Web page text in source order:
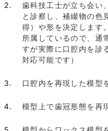
歯科技工士が立ち会い
と診察し、補綴物の色
得）や形を決定します
所属しているので、通
すが実際に口腔内を診
対応可能です）
口腔内を再現した模型
模型上で歯冠形態を再